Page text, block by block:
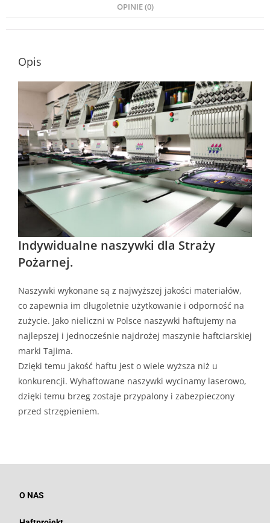
OPINIE (0)
Opis
Indywidualne naszywki dla Straży
Pożarnej.
Naszywki wykonane są z najwyższej jakości materiałów,
co zapewnia im długoletnie użytkowanie i odporność na
zużycie. Jako nieliczni w Polsce naszywki haftujemy na
najlepszej i jednocześnie najdrożej maszynie haftciarskiej
marki Tajima.
Dzięki temu jakość haftu jest o wiele wyższa niż u
konkurencji. Wyhaftowane naszywki wycinamy laserowo,
dzięki temu brzeg zostaje przypalony i zabezpieczony
przed strzępieniem.
O NAS